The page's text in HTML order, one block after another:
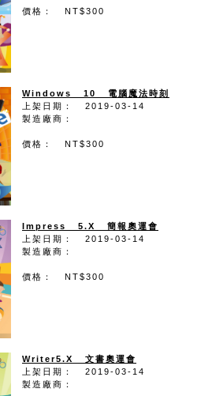
價格： NT$300
Windows 10 電腦魔法時刻
上架日期： 2019-03-14
製造廠商：
價格： NT$300
Impress 5.X 簡報奧運會
上架日期： 2019-03-14
製造廠商：
價格： NT$300
Writer5.X 文書奧運會
上架日期： 2019-03-14
製造廠商：